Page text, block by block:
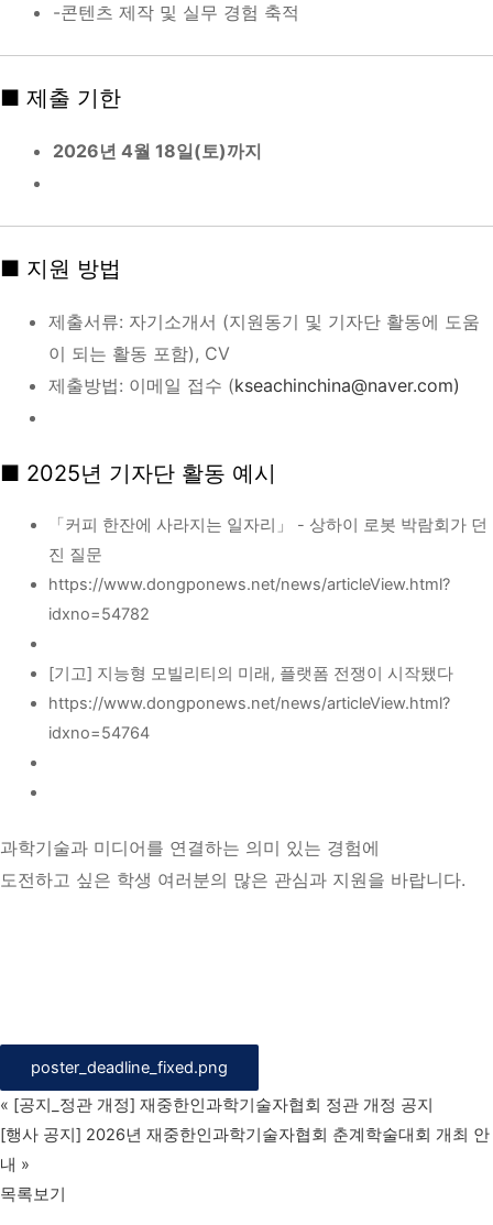
-콘텐츠 제작 및 실무 경험 축적
■ 제출 기한
2026년 4월 18일(토)까지
■ 지원 방법
제출서류: 자기소개서 (지원동기 및 기자단 활동에 도움
이 되는 활동 포함), CV
제출방법: 이메일 접수 (kseachinchina@naver.com)
■ 2025년 기자단 활동 예시
「커피 한잔에 사라지는 일자리」 - 상하이 로봇 박람회가 던
진 질문
https://www.dongponews.net/news/articleView.html?
idxno=54782
[기고] 지능형 모빌리티의 미래, 플랫폼 전쟁이 시작됐다
https://www.dongponews.net/news/articleView.html?
idxno=54764
과학기술과 미디어를 연결하는 의미 있는 경험에
도전하고 싶은 학생 여러분의 많은 관심과 지원을 바랍니다.
poster_deadline_fixed.png
« [공지_정관 개정] 재중한인과학기술자협회 정관 개정 공지
[행사 공지] 2026년 재중한인과학기술자협회 춘계학술대회 개최 안
내 »
목록보기